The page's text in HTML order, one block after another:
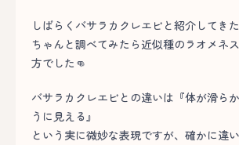
しばらくバサラカクレエビと紹介してきた
ちゃんと調べてみたら近似種のラオメネ
方でした👊
バサラカクレエビとの違いは『体が滑ら
うに見える』
という実に微妙な表現ですが、確かに違